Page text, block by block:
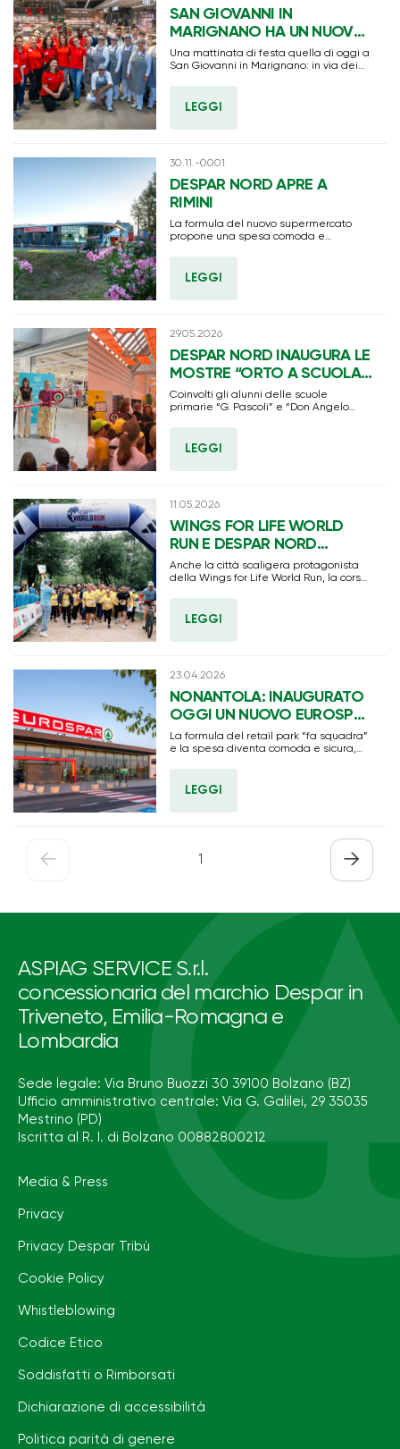
SAN GIOVANNI IN
MARIGNANO HA UN NUOVO
SUPERMERCATO
INAUGURATO OGGI UN
EUROPAR IN VIA DEI
CASTAGNI: 29 ASSUNTI
Una mattinata di festa quella di oggi a
San Giovanni in Marignano: in via dei
supermercato a insegna Eurospar che
vivace da parte della cittadinanza
LEGGI
30.11.-0001
DESPAR NORD APRE A
RIMINI
La formula del nuovo supermercato
propone una spesa comoda e
lungo la Metromare
LEGGI
29.05.2026
DESPAR NORD INAUGURA LE
MOSTRE “ORTO A SCUOLA”
AD ABANO TERME E
SELVAZZANO DENTRO
Coinvolti gli alunni delle scuole
primarie “G. Pascoli” e “Don Angelo
LEGGI
11.05.2026
WINGS FOR LIFE WORLD
RUN E DESPAR NORD
INSIEME A VERONA: OLTRE
2.000 COLLABORATORI
DELL’ABETE IN CORSA PER
LA RICERCA
Anche la città scaligera protagonista
della Wings for Life World Run, la corsa
unendo milioni di persone in tutto il
LEGGI
23.04.2026
NONANTOLA: INAUGURATO
OGGI UN NUOVO EUROSPAR
FESTA PER LA
CITTADINANZA E
OCCUPAZIONE PER 38
PERSONE
La formula del retail park “fa squadra”
e la spesa diventa comoda e sicura,
LEGGI
← 1 →
ASPIAG SERVICE S.r.l.
concessionaria del marchio Despar in
Triveneto, Emilia-Romagna e
Lombardia
Sede legale: Via Bruno Buozzi 30 39100 Bolzano (BZ)
Ufficio amministrativo centrale: Via G. Galilei, 29 35035
Mestrino (PD)
Iscritta al R. I. di Bolzano 00882800212
Media & Press
Privacy
Privacy Despar Tribù
Cookie Policy
Whistleblowing
Codice Etico
Soddisfatti o Rimborsati
Dichiarazione di accessibilità
Politica parità di genere